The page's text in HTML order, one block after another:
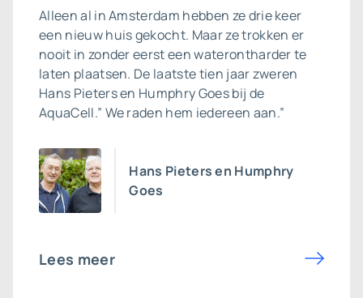
Alleen al in Amsterdam hebben ze drie keer
een nieuw huis gekocht. Maar ze trokken er
nooit in zonder eerst een waterontharder te
laten plaatsen. De laatste tien jaar zweren
Hans Pieters en Humphry Goes bij de
AquaCell.” We raden hem iedereen aan.”
Hans Pieters en Humphry
Goes
Lees meer